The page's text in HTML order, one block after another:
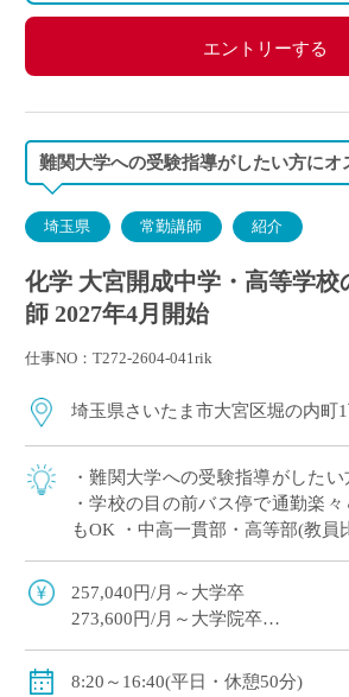
エントリーする
難関大学への受験指導がしたい方にオ
埼玉県 常勤講師 紹介
化学 大宮開成中学・高等学校
師 2027年4月開始
仕事NO：T272-2604-041rik
埼玉県さいたま市大宮区堀の内町1
・難関大学への受験指導がしたい
・学校の目の前バス停で通勤楽
もOK ・中高一貫部・高等部(教員
にした指導を展開
257,040円/月～大学卒
273,600円/月～大学院卒
・各種手当：住宅・講習・入試手
8:20～16:40(平日・休憩50分)